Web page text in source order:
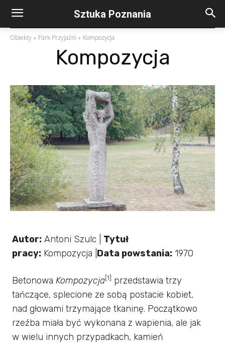
Sztuka Poznania
Obiekty Park Przyjaźni Kompozycja
Kompozycja
Autor: Antoni Szulc | Tytuł
pracy: Kompozycja | Data powstania: 1970
BetonowaKompozycja[1] przedstawia trzy
tańczące, splecione ze sobą postacie kobiet,
nad głowami trzymające tkaninę. Początkowo
rzeźba miała być wykonana z wapienia, ale jak
w wielu innych przypadkach, kamień